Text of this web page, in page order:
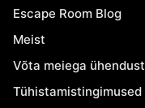
Escape Room Blog
Meist
Võta meiega ühendust
Tühistamistingimused